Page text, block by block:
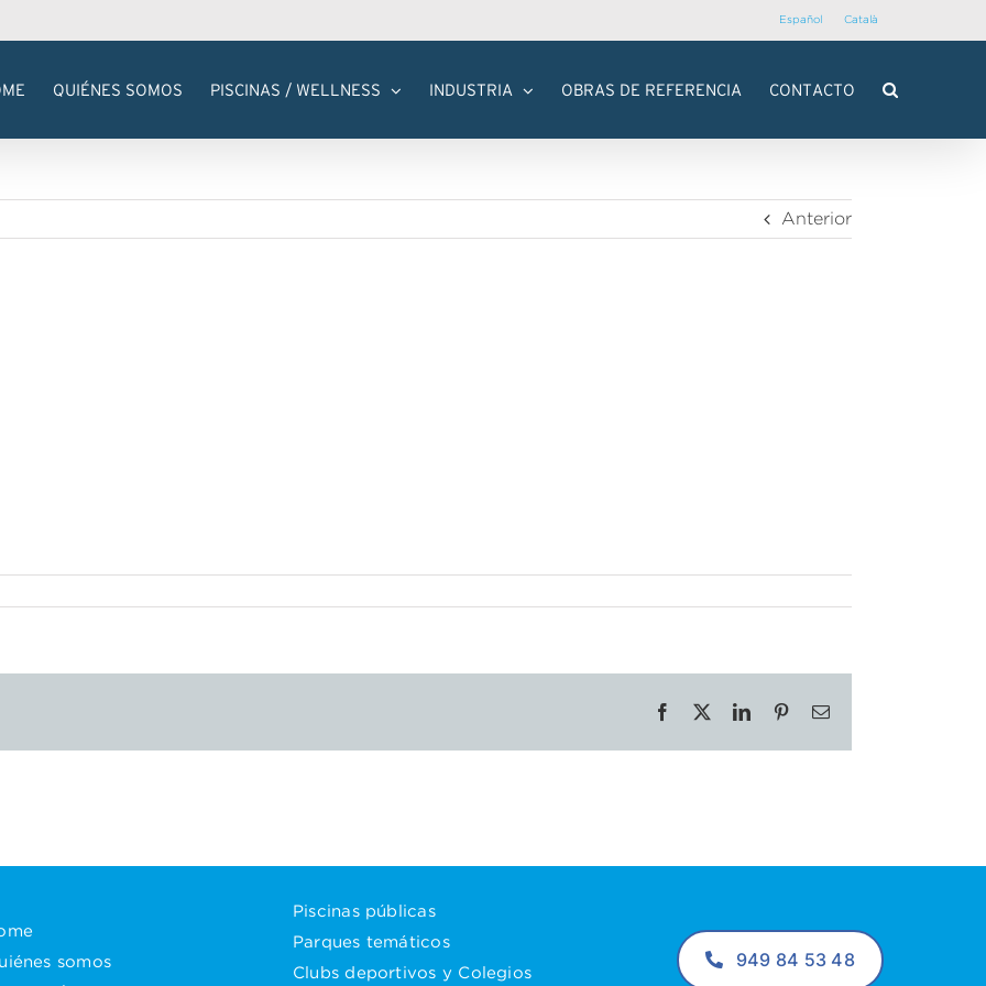
Español Català
QUIÉNES SOMOS PISCINAS / WELLNESS INDUSTRIA OBRAS DE REFERENCIA CONTACTO
Anterior
Facebook LinkedInPinterestCorreo
somos
Piscinas públicas
Parques temáticos
Clubs deportivos y Colegios
949 84 53 48